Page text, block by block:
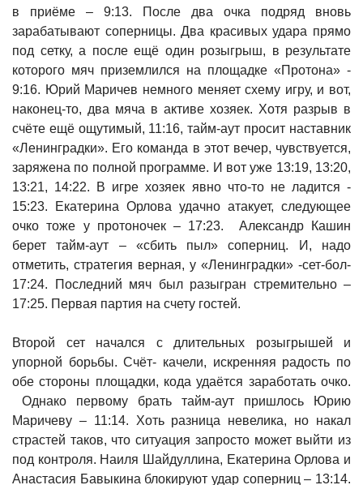
в приёме – 9:13. После два очка подряд вновь
зарабатывают соперницы. Два красивых удара прямо
под сетку, а после ещё один розыгрыш, в результате
которого мяч приземлился на площадке «Протона» -
9:16. Юрий Маричев немного меняет схему игру, и вот,
наконец-то, два мяча в активе хозяек. Хотя разрыв в
счёте ещё ощутимый, 11:16, тайм-аут просит наставник
«Ленинградки». Его команда в этот вечер, чувствуется,
заряжена по полной программе. И вот уже 13:19, 13:20,
13:21, 14:22. В игре хозяек явно что-то не ладится -
15:23. Екатерина Орлова удачно атакует, следующее
очко тоже у протоночек – 17:23. Александр Кашин
берет тайм-аут – «сбить пыл» соперниц. И, надо
отметить, стратегия верная, у «Ленинградки» -сет-бол-
17:24. Последний мяч был разыгран стремительно –
17:25. Первая партия на счету гостей.
Второй сет начался с длительных розыгрышей и
упорной борьбы. Счёт- качели, искренняя радость по
обе стороны площадки, кода удаётся заработать очко.
Однако первому брать тайм-аут пришлось Юрию
Маричеву – 11:14. Хоть разница невелика, но накал
страстей таков, что ситуация запросто может выйти из
под контроля. Наиля Шайдуллина, Екатерина Орлова и
Анастасия Бавыкина блокируют удар соперниц – 13:14.